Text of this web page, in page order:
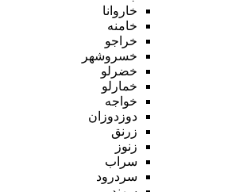
خاروانا
خامنه
خراجو
خسروشهر
خضرلو
خمارلو
خواجه
دوزدوزان
زرنق
زنوز
سراب
سردرود